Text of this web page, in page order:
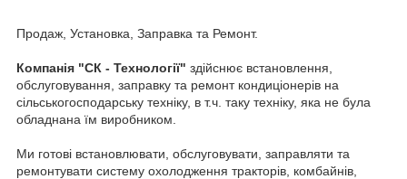
Продаж, Установка, Заправка та Ремонт.
Компанія "СК - Технології" здійснює встановлення,
обслуговування, заправку та ремонт кондиціонерів на
сільськогосподарську техніку, в т.ч. таку техніку, яка не була
обладнана їм виробником.
Ми готові встановлювати, обслуговувати, заправляти та
ремонтувати систему охолодження тракторів, комбайнів,